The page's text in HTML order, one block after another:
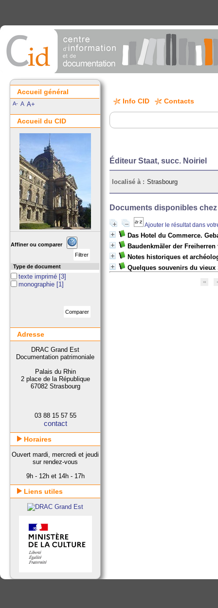
Info CID Contacts
Éditeur Staat, succ. Noiriel
localisé à : Strasbourg
Documents disponibles
Ajouter le résultat dans
Das Hotel du Commerce.
Baudenkmäler der
Notes historiques et
Quelques souvenirs du vieux
Accueil général
A- A A+
Accueil du CID
Affiner ou comparer
Type de document
texte imprimé [3]
monographie [1]
Adresse
DRAC Grand Est
Documentation patrimoniale
Palais du Rhin
2 place de la République
67082 Strasbourg
03 88 15 57 55
contact
Horaires
Ouvert mardi, mercredi et jeudi
sur rendez-vous
9h - 12h et 14h - 17h
Liens utiles